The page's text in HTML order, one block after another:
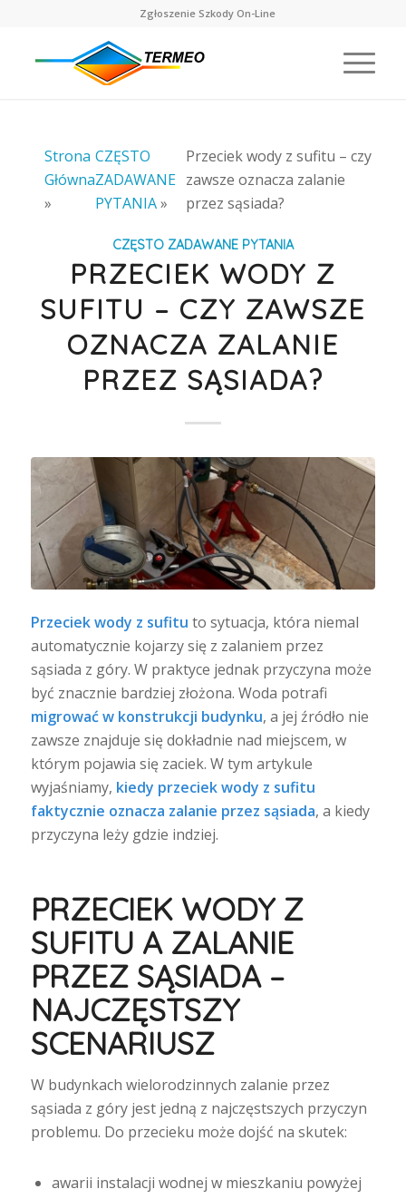
Zgłoszenie Szkody On-Line
Strona
Główna
»
CZĘSTO
ZADAWANE
PYTANIA »
Przeciek wody z sufitu – czy
zawsze oznacza zalanie
przez sąsiada?
CZĘSTO ZADAWANE PYTANIA
PRZECIEK WODY Z
SUFITU – CZY ZAWSZE
OZNACZA ZALANIE
PRZEZ SĄSIADA?
Przeciek wody z sufitu to sytuacja, która niemal
automatycznie kojarzy się z zalaniem przez
sąsiada z góry. W praktyce jednak przyczyna może
być znacznie bardziej złożona. Woda potrafi
migrować w konstrukcji budynku, a jej źródło nie
zawsze znajduje się dokładnie nad miejscem, w
którym pojawia się zaciek. W tym artykule
wyjaśniamy, kiedy przeciek wody z sufitu
faktycznie oznacza zalanie przez sąsiada, a kiedy
przyczyna leży gdzie indziej.
PRZECIEK WODY Z
SUFITU A ZALANIE
PRZEZ SĄSIADA –
NAJCZĘSTSZY
SCENARIUSZ
W budynkach wielorodzinnych zalanie przez
sąsiada z góry jest jedną z najczęstszych przyczyn
problemu. Do przecieku może dojść na skutek:
awarii instalacji wodnej w mieszkaniu powyżej